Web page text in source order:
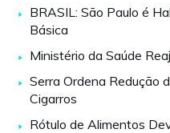
BRASIL: São Paulo é
Básica
Ministério da Saúde
Serra Ordena Redução
Cigarros
Rótulo de Alimentos